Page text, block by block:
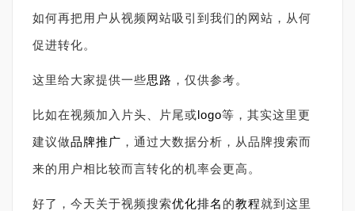
如何再把用户从视频网站吸引到我们的网站，从何
促进转化。
这里给大家提供一些思路 ，仅供参考。
比如在视频加入片头、片尾或logo等，其实这里更
建议做品牌推广 ，通过大数据分析，从品牌搜索而
来的用户相比较而言转化的机率会更高。
好了，今天关于视频搜索优化排名 的教程就到这里